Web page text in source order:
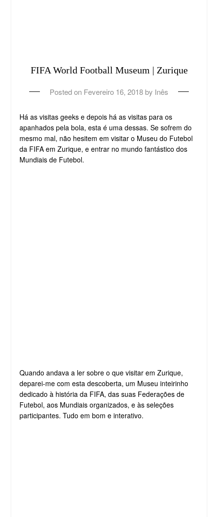
FIFA World Football Museum | Zurique
Posted on Fevereiro 16, 2018 by Inês
Há as visitas geeks e depois há as visitas para os
apanhados pela bola, esta é uma dessas. Se sofrem do
mesmo mal, não hesitem em visitar o Museu do Futebol
da FIFA em Zurique, e entrar no mundo fantástico dos
Mundiais de Futebol.
Quando andava a ler sobre o que visitar em Zurique,
deparei-me com esta descoberta, um Museu inteirinho
dedicado à história da FIFA, das suas Federações de
Futebol, aos Mundiais organizados, e às seleções
participantes. Tudo em bom e interativo.